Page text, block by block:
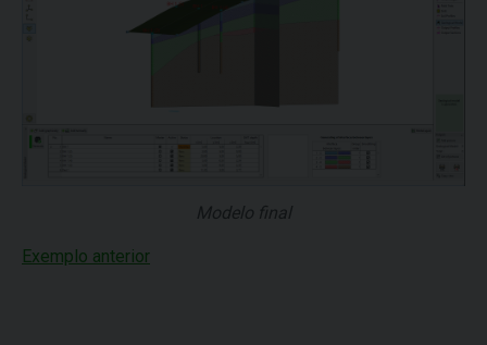
Modelo final
Exemplo anterior